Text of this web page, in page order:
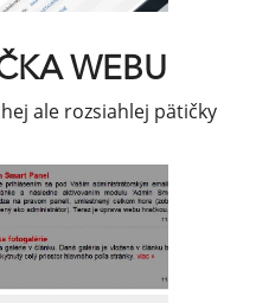
WEBU
ale rozsiahlej pätičky